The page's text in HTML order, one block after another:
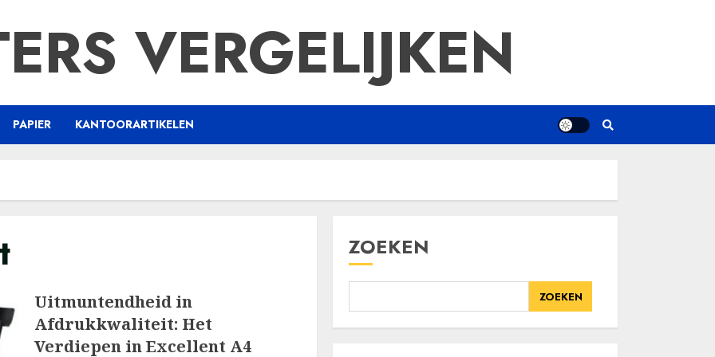
VERGELIJKEN
PAPIER KANTOORARTIKELEN
Uitmuntendheid in
Afdrukkwaliteit: Het
Verdiepen in Excellent A4
ZOEKEN
ZOEKEN